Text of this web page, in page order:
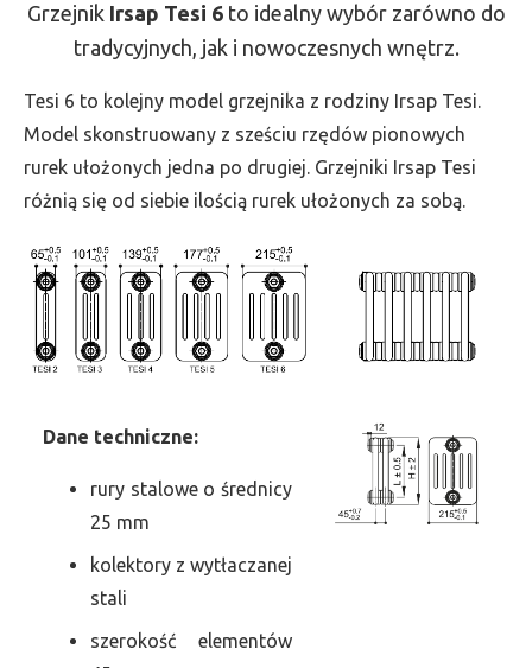
wys.
2000,
szer.
540,
4055
Grzejnik Irsap Tesi 6to idealny wybór zarówno do
tradycyjnych, jak i nowoczesnych wnętrz.
Tesi 6 to kolejny model grzejnika z rodziny Irsap Tesi.
Model skonstruowany z sześciu rzędów pionowych
rurek ułożonych jedna po drugiej. Grzejniki Irsap Tesi
różnią się od siebie ilością rurek ułożonych za sobą.
Dane techniczne:
rury stalowe o średnicy
25 mm
kolektory z wytłaczanej
stali
szerokość elementów